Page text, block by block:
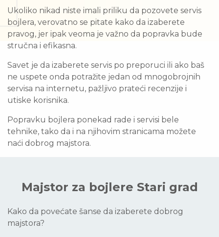
Ukoliko nikad niste imali priliku da pozovete servis
bojlera, verovatno se pitate kako da izaberete
pravog, jer ipak veoma je važno da popravka bude
stručna i efikasna.
Savet je da izaberete servis po preporuci ili ako baš
ne uspete onda potražite jedan od mnogobrojnih
servisa na internetu, pažljivo prateći recenzije i
utiske korisnika.
Popravku bojlera ponekad rade i servisi bele
tehnike, tako da i na njihovim stranicama možete
naći dobrog majstora.
Majstor za bojlere Stari grad
Kako da povećate šanse da izaberete dobrog
majstora?